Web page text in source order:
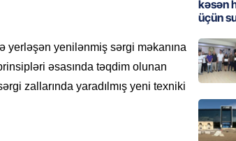
yerləşən yenilənmiş sərgi məkanına
əsasında təqdim olunan
zallarında yaradılmış yeni texniki
şəxs
ÖZƏL
kəsən
üçün